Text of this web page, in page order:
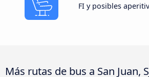
FI y posibles
Más rutas de bus a San Juan,